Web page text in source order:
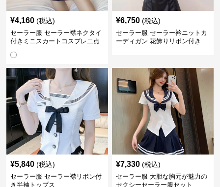
¥4,160 (税込)
セーラー服 セーラー襟ネクタイ
付きミニスカートコスプレ二点
¥6,750 (税込)
セーラー服 セーラー衿ニットカ
ーディガン 花飾りリボン付き
¥5,840 (税込)
セーラー服 セーラー襟リボン付
き半袖トップス
¥7,330 (税込)
セーラー服 大胆な胸元が魅力の
セクシーセーラー服セット